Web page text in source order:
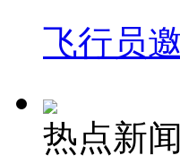
飞行员
热点新闻